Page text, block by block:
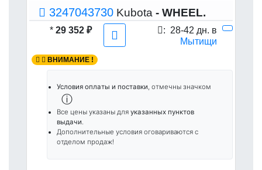
3247043730 Kubota - WHEEL.
* 29 352 ₽ : 28-42 дн. в
Мытищи
ВНИМАНИЕ !
Условия оплаты и поставки, отмечны значком
ⓘ
Все цены указаны для указанных пунктов
выдачи.
Дополнительные условия оговариваются с
отделом продаж!